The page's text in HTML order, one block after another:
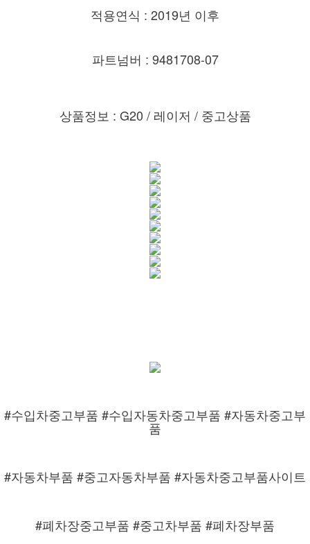
적용연식 : 2019년 이후
파트넘버 : 9481708-07
상품정보 : G20 / 레이저 / 중고상품
#수입차중고부품 #수입자동차중고부품 #자동차중고부
품
#자동차부품 #중고자동차부품 #자동차중고부품사이트
#폐차장중고부품 #중고차부품 #폐차장부품